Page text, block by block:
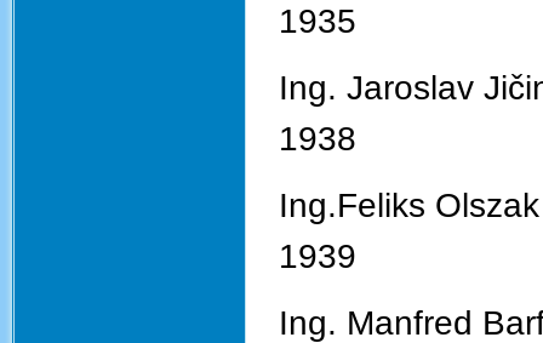
1935
Ing.
1938
1939
Ing.